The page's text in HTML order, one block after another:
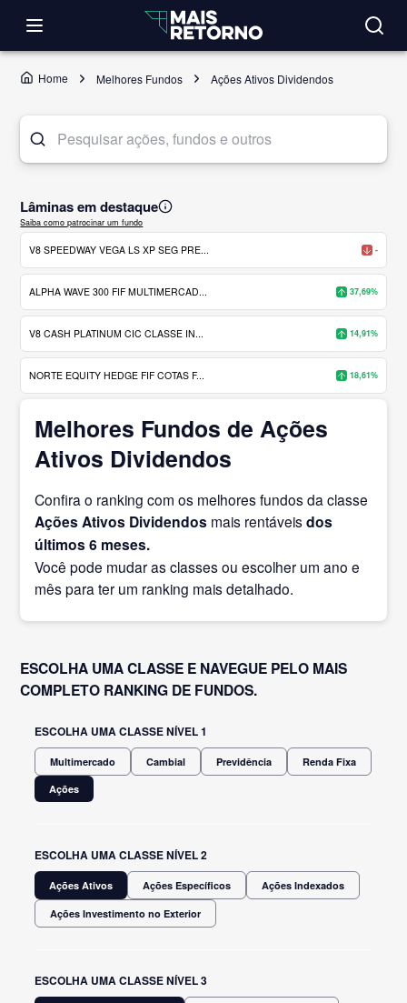
Home Melhores Fundos Ações Ativos Dividendos
Lâminas em destaque
Saiba como patrocinar um fundo
V8 SPEEDWAY VEGA LS XP SEG PRE... -
ALPHA WAVE 300 FIF MULTIMERCAD... 37,69%
V8 CASH PLATINUM CIC CLASSE IN... 14,91%
NORTE EQUITY HEDGE FIF COTAS F... 18,61%
Melhores Fundos de Ações
Ativos Dividendos
Confira o ranking com os melhores fundos da classe
Ações Ativos Dividendos mais rentáveisdos
últimos 6 meses.
Você pode mudar as classes ou escolher um ano e
mês para ter um ranking mais detalhado.
ESCOLHA UMA CLASSE E NAVEGUE PELO MAIS
COMPLETO RANKING DE FUNDOS.
ESCOLHA UMA CLASSE NÍVEL 1
Multimercado Cambial Previdência
Renda Fixa
Ações
ESCOLHA UMA CLASSE NÍVEL 2
Ações Ativos Ações Específicos Ações Indexados
Ações Investimento no Exterior
ESCOLHA UMA CLASSE NÍVEL 3